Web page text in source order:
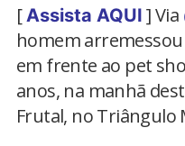
[Assista AQUI ] Via
homem
em frente ao pet
anos, na manhã
Frutal, no Triângulo